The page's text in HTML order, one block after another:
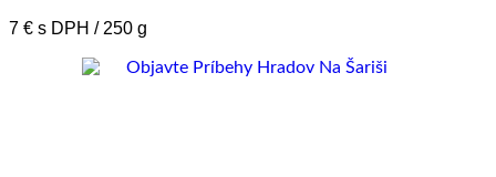
7 € s DPH / 250 g